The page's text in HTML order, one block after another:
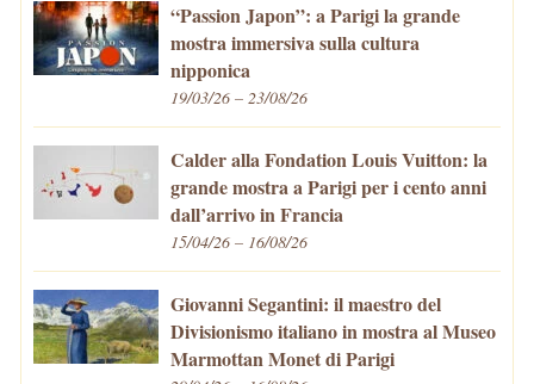
“Passion Japon”: a Parigi la grande
mostra immersiva sulla cultura
nipponica
19/03/26 – 23/08/26
Calder alla Fondation Louis Vuitton: la
grande mostra a Parigi per i cento anni
dall’arrivo in Francia
15/04/26 – 16/08/26
Giovanni Segantini: il maestro del
Divisionismo italiano in mostra al Museo
Marmottan Monet di Parigi